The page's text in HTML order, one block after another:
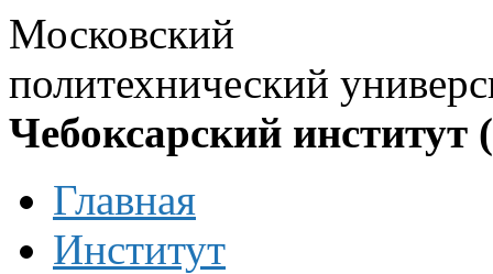
Московский
политехнический
Чебоксарский институт
Главная
Институт